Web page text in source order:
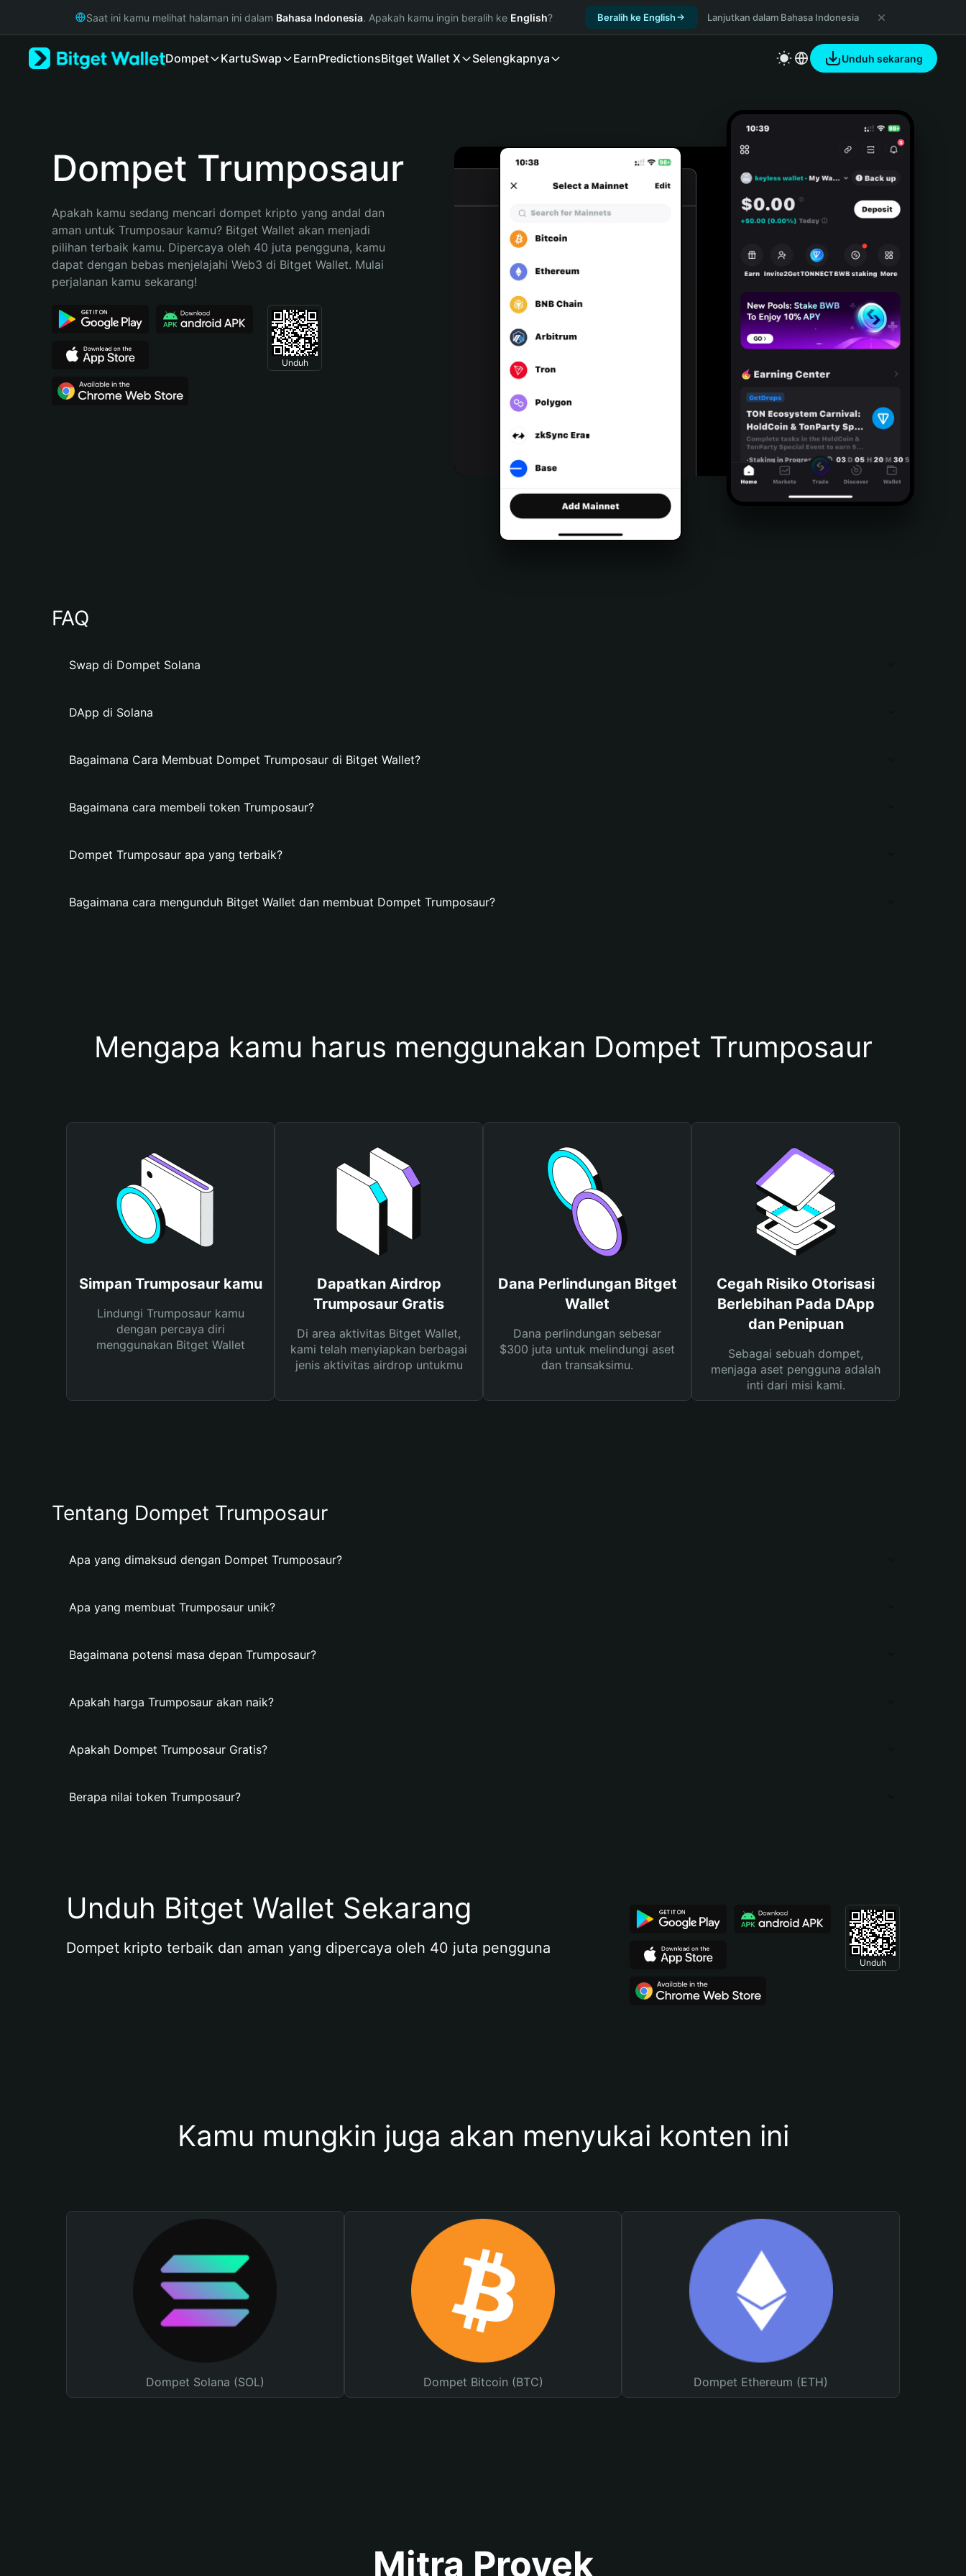
Русский
Bahasa Indonesia
Español (Argentina)
Saat ini kamu melihat halaman ini dalam Bahasa Indonesia. Apakah kamu ingin beralih ke English? Beralih ke English Lanjutkan dalam Bahasa Indonesia
Dompet KartuSwap EarnPredictionsBitget Wallet X Selengkapnya Unduh sekarang
Dompet Trumposaur
Apakah kamu sedang mencari dompet kripto yang andal dan
aman untuk Trumposaur kamu? Bitget Wallet akan menjadi
pilihan terbaik kamu. Dipercaya oleh 40 juta pengguna, kamu
dapat dengan bebas menjelajahi Web3 di Bitget Wallet. Mulai
perjalanan kamu sekarang!
Unduh
FAQ
Swap di Dompet Solana
DApp di Solana
Bagaimana Cara Membuat Dompet Trumposaur di Bitget Wallet?
Bagaimana cara membeli token Trumposaur?
Dompet Trumposaur apa yang terbaik?
Bagaimana cara mengunduh Bitget Wallet dan membuat Dompet Trumposaur?
Mengapa kamu harus menggunakan Dompet Trumposaur
Simpan Trumposaur kamu
Lindungi Trumposaur kamu
dengan percaya diri
menggunakan Bitget Wallet
Dapatkan Airdrop
Trumposaur Gratis
Di area aktivitas Bitget Wallet,
kami telah menyiapkan berbagai
jenis aktivitas airdrop untukmu
Dana Perlindungan Bitget
Wallet
Dana perlindungan sebesar
$300 juta untuk melindungi aset
dan transaksimu.
Cegah Risiko Otorisasi
Berlebihan Pada DApp
dan Penipuan
Sebagai sebuah dompet,
menjaga aset pengguna adalah
inti dari misi kami.
Tentang Dompet Trumposaur
Apa yang dimaksud dengan Dompet Trumposaur?
Apa yang membuat Trumposaur unik?
Bagaimana potensi masa depan Trumposaur?
Apakah harga Trumposaur akan naik?
Apakah Dompet Trumposaur Gratis?
Berapa nilai token Trumposaur?
Unduh Bitget Wallet Sekarang
Dompet kripto terbaik dan aman yang dipercaya oleh 40 juta pengguna
Unduh
Kamu mungkin juga akan menyukai konten ini
Dompet Solana (SOL) Dompet Bitcoin (BTC) Dompet Ethereum (ETH)
Mitra Proyek